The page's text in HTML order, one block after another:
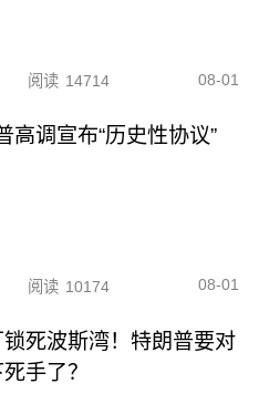
阅读 14714 08-01
高调宣布“历史性协议”
阅读 10174 08-01
锁死波斯湾！特朗普要对
手了？